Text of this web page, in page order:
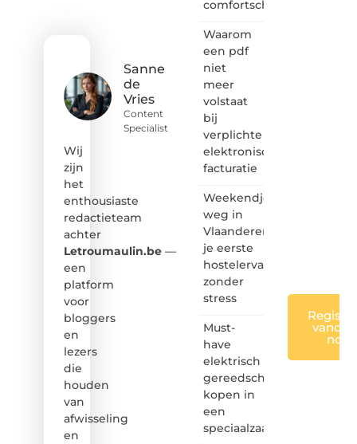
Sanne
de
Vries
Content
Specialist
Wij
zijn
het
enthousiaste
redactieteam
achter
Letroumaulin.be—
een
platform
voor
bloggers
en
lezers
die
houden
van
afwisseling
en
comfortschoenen
Waarom
een pdf
niet
meer
volstaat
bij
verplichte
elektronische
facturatie
Weekendje
weg in
Vlaanderen:
je eerste
hostelervaring
zonder
stress
Must-
have
elektrisch
gereedschap
kopen in
een
speciaalzaak
nog